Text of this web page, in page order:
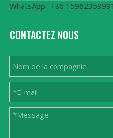
WhatsApp : +86 15962359991
CONTACTEZ NOUS